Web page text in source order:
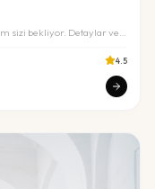
sizi bekliyor. Detaylar ve
4.5